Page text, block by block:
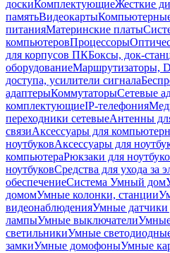
доскиКомплектующиеЖесткие
памятьВидеокарты
питанияМатеринские платы
компьютеровПроцессоры
для корпусов ПКБоксы, док-
оборудованиеМаршрутизаторы,
доступа, усилители сигнала
адаптерыКоммутаторыСетевые
комплектующиеIP-телефония
переходники сетевыеАнтенны
связиАксессуары для
ноутбуковАксессуары для
компьютераРюкзаки для
ноутбуковСредства для ухода за
обеспечениеСистема Умный дом
домомУмные колонки, станции
видеонаблюденияУмные датчики
лампыУмные выключателиУмные
светильникиУмные
замкиУмные домофоныУмные